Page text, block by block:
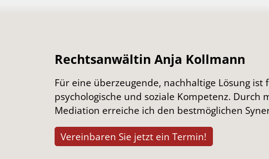
Rechtsanwältin Anja Kollmann
Für eine überzeugende, nachhaltige Lösung
psychologische und soziale Kompetenz.
Mediation erreiche ich den bestmöglichen
Vereinbaren Sie jetzt ein Termin!